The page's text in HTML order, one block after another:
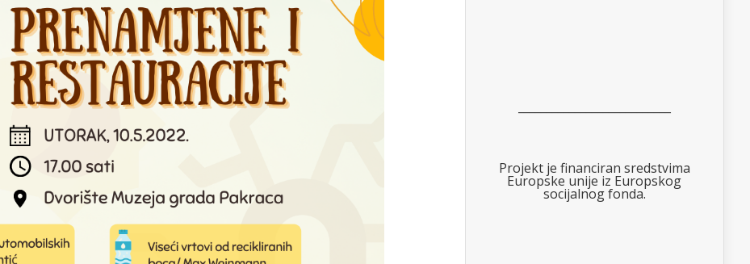
Projekt je financiran sredstvima
Europske unije iz Europskog
socijalnog fonda.